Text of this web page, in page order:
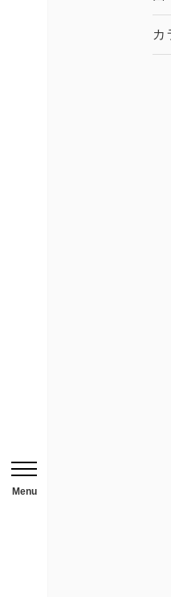
メニューを開閉する
Menu
用途から
事務
倉庫
カ